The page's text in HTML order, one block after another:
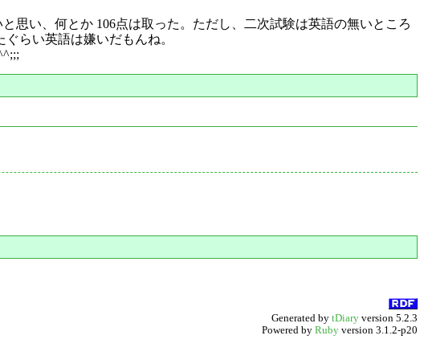
思い、何とか 106点は取った。ただし、二次試験は英語の無いところ
らい英語は嫌いだもんね。
Generated by tDiary version 5.2.3
Powered by Ruby version 3.1.2-p20